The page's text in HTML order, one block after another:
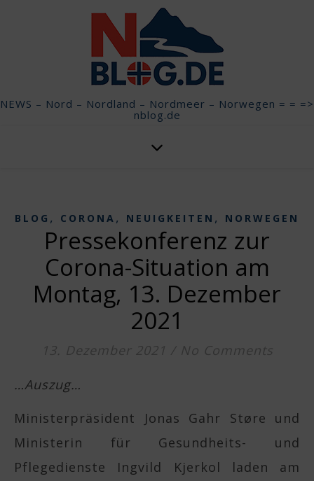
NEWS – Nord – Nordland – Nordmeer – Norwegen = = =>
nblog.de
BLOG , CORONA , NEUIGKEITEN , NORWEGEN
Pressekonferenz zur
Corona-Situation am
Montag, 13. Dezember
2021
13. Dezember 2021 / No Comments
…Auszug…
Ministerpräsident Jonas Gahr Støre und
Ministerin für Gesundheits- und
Pflegedienste Ingvild Kjerkol laden am